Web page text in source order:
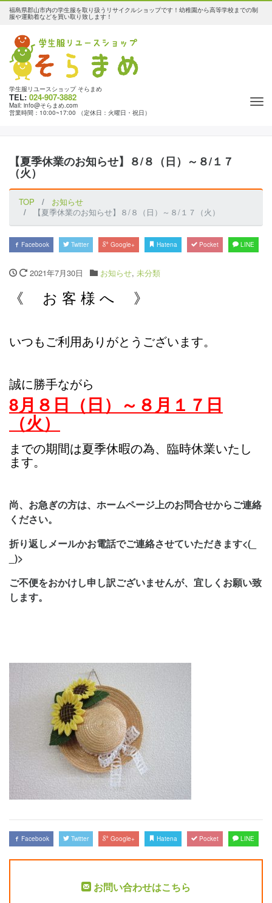
福島県郡山市内の学生服を取り扱うリサイクルショップです！幼稚園から高等学校までの制
服や運動着などを買い取り致します！
学生服リユースショップ そらまめ
TEL: 024-907-3882
Mail: info@そらまめ.com
営業時間：10:00~17:00 （定休日：火曜日・祝日）
【夏季休業のお知らせ】８/８（日）～８/１７
（火）
TOP
お知らせ
【夏季休業のお知らせ】８/８（日）～８/１７（火）
Facebook Twitter Google+ Hatena Pocket LINE
2021年7月30日 お知らせ, 未分類
《 お 客 様 へ 》
いつもご利用ありがとうございます。
誠に勝手ながら
8月８ 日（日）～８月１７日
（火）
までの期間は夏季休暇の為、 臨時休業いたし
ます。
尚、お急ぎの方は、ホームページ上のお問合せからご連絡
ください。
折り返しメールかお電話でご連絡させていただきます<(_
_)>
ご不便をおかけし申し訳ございませんが、宜しくお願い致
します。
Facebook Twitter Google+ Hatena Pocket LINE
お問い合わせはこちら